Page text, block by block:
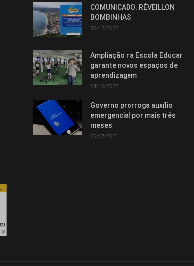
COMUNICADO: RÉVEILLON
BOMBINHAS
30/12/2022
Ampliação na Escola Educar
garante novos espaços de
aprendizagem
04/10/2022
Governo prorroga auxílio
emergencial por mais três
meses
05/07/2021